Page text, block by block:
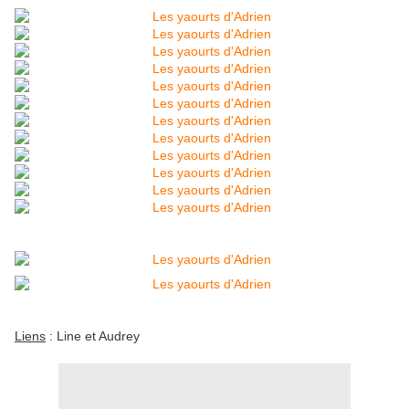
Liens : Line et Audrey